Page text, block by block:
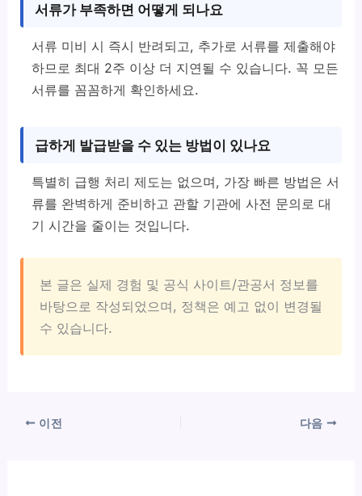
서류가 부족하면 어떻게 되나요
서류 미비 시 즉시 반려되고, 추가로 서류를 제출해야
하므로 최대 2주 이상 더 지연될 수 있습니다. 꼭 모든
서류를 꼼꼼하게 확인하세요.
급하게 발급받을 수 있는 방법이 있나요
특별히 급행 처리 제도는 없으며, 가장 빠른 방법은 서
류를 완벽하게 준비하고 관할 기관에 사전 문의로 대
기 시간을 줄이는 것입니다.
본 글은 실제 경험 및 공식 사이트/관공서 정보를
바탕으로 작성되었으며, 정책은 예고 없이 변경될
수 있습니다.
이전 다음